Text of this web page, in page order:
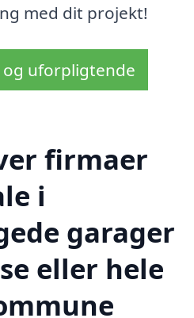
med dit projekt!
og uforpligtende
firmaer
i
garager
eller hele